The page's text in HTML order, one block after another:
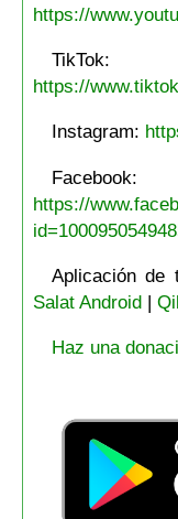
https://
TikTok:
https://
Instagram:
Facebook:
https://
Aplicación
Salat Android|
Haz una